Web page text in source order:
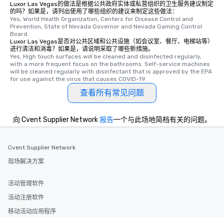
Luxor Las Vegas的做法是根据公共政府实体或私营组织的卫生服务建议制定
的吗？如果是，请列出使用了哪些组织的建议来制定这些做法：
Yes, World Health Organization, Centers for Disease Control and
Prevention, State of Nevada Governor and Nevada Gaming Control
Board
Luxor Las Vegas是否对公共区域和公共设施（如会议室、餐厅、电梯站等）
进行清洁和消毒？如果是，请说明采取了哪些新措施。
Yes, High touch surfaces will be cleaned and disinfected regularly,
with a more frequent focus on the bathrooms. Self-service machines
will be cleaned regularly with disinfectant that is approved by the EPA
for use against the virus that causes COVID-19.
查看所有常见问题
向 Cvent Supplier Network报告一个与此场地简档有关的问题。
Cvent Supplier Network
现场解决方案
活动管理软件
活动注册软件
移动活动应用程序